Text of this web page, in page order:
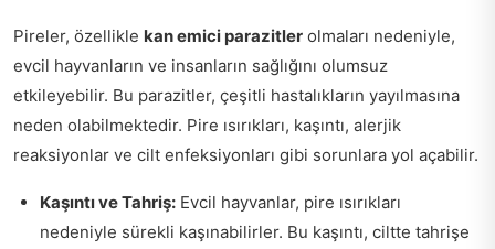
Pireler, özellikle kan emici parazitler olmaları nedeniyle,
evcil hayvanların ve insanların sağlığını olumsuz
etkileyebilir. Bu parazitler, çeşitli hastalıkların yayılmasına
neden olabilmektedir. Pire ısırıkları, kaşıntı, alerjik
reaksiyonlar ve cilt enfeksiyonları gibi sorunlara yol açabilir.
Kaşıntı ve Tahriş: Evcil hayvanlar, pire ısırıkları
nedeniyle sürekli kaşınabilirler. Bu kaşıntı, ciltte tahrişe